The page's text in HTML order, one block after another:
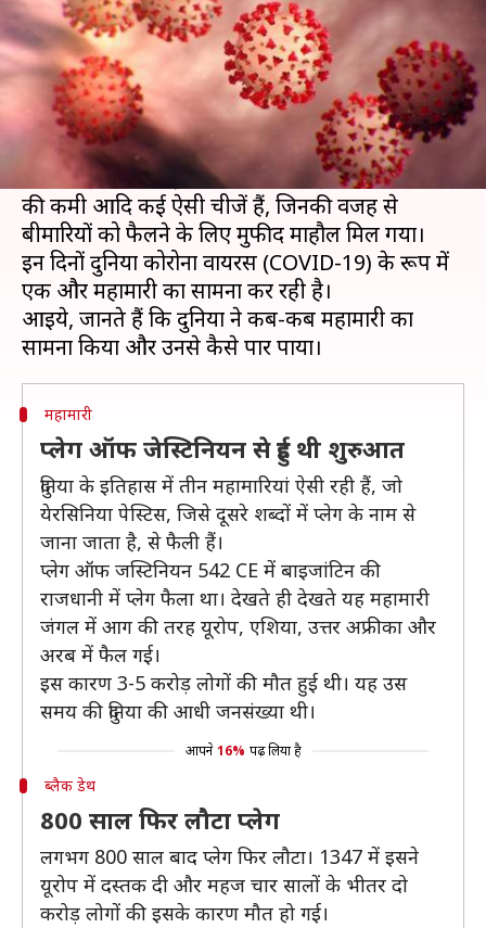
लेखन प्रमोद कुमार Mar 20, 2020 08:00 am
क्या है खबर?
जैसे-जैसे मानव सभ्यता का विकास हुआ, वैसे-वैसे संक्रमित
बीमारियां भी बढ़ीं। तंग जगहों में लोगों के रहने, जानवरों
के साथ इंसान के बढ़ते मेलजोल, सफाई और पौष्टिक खाने
की कमी आदि कई ऐसी चीजें हैं, जिनकी वजह से
बीमारियों को फैलने के लिए मुफीद माहौल मिल गया।
इन दिनों दुनिया कोरोना वायरस (COVID-19) के रूप में
एक और महामारी का सामना कर रही है।
आइये, जानते हैं कि दुनिया ने कब-कब महामारी का
महामारी
प्लेग ऑफ जेस्टिनियन से हुई थी शुरुआत
दुनिया के इतिहास में तीन महामारियां ऐसी रही हैं, जो
येरसिनिया पेस्टिस, जिसे दूसरे शब्दों में प्लेग के नाम से
जाना जाता है, से फैली हैं।
प्लेग ऑफ जस्टिनियन 542 CE में बाइजांटिन की
राजधानी में प्लेग फैला था। देखते ही देखते यह महामारी
जंगल में आग की तरह यूरोप, एशिया, उत्तर अफ्रीका और
अरब में फैल गई।
इस कारण 3-5 करोड़ लोगों की मौत हुई थी। यह उस
समय की दुनिया की आधी जनसंख्या थी।
आपने 16% पढ़ लिया है
ब्लैक डेथ
800 साल फिर लौटा प्लेग
लगभग 800 साल बाद प्लेग फिर लौटा। 1347 में इसने
यूरोप में दस्तक दी और महज चार सालों के भीतर दो
करोड़ लोगों की इसके कारण मौत हो गई।